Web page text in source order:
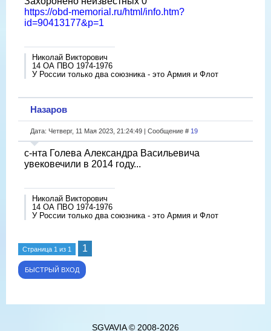
https://obd-memorial.ru/html/info.htm?
id=90413177&p=1
Николай Викторович
14 ОА ПВО 1974-1976
У России только два союзника - это Армия и Флот
Назаров
Дата: Четверг, 11 Мая 2023, 21:24:49 | Сообщение # 19
с-нта Голева Александра Васильевича
увековечили в 2014 году...
Николай Викторович
14 ОА ПВО 1974-1976
У России только два союзника - это Армия и Флот
Страница 1 из 1 1
SGVAVIA © 2008-2026